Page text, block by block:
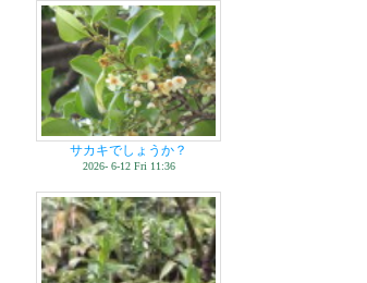
サカキでしょうか？
2026- 6-12 Fri 11:36